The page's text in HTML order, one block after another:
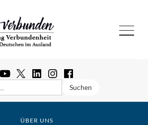
ÜBER UNS